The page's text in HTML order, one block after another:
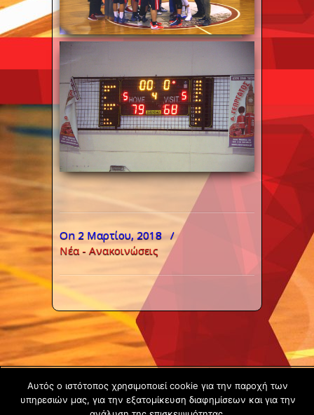
On 2 Μαρτίου, 2018 /
Νέα - Ανακοινώσεις
Copyright ©
2020 -
Αυτός ο ιστότοπος χρησιμοποιεί cookie για την παροχή των
υπηρεσιών μας, για την εξατομίκευση διαφημίσεων και για την